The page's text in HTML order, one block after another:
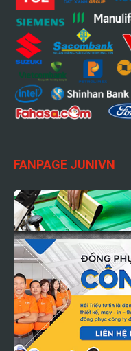
FANPAGE JUNIVN